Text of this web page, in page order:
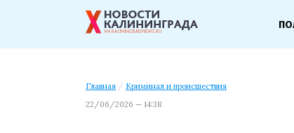
Главная / Криминал и происшествия
22/06/2026 — 14:38